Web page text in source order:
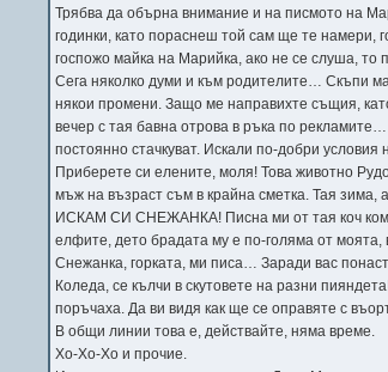
Трябва да обърна внимание и на писмото на
годинки, като пораснеш той сам ще те намери,
госпожо майка на Марийка, ако не се слуша, то
Сега няколко думи и към родителите… Скъпи
някои промени. Защо ме направихте същия,
вечер с тая бавна отрова в ръка по
постоянно стачкуват. Искали по-добри
Приберете си елените, моля! Това животно
мъж на възраст съм в крайна сметка. Тая
ИСКАМ СИ СНЕЖАНКА! Писна ми от тая коч
елфите, дето брадата му е по-голяма от
Снежанка, горката, ми писа… Заради вас
Коледа, се кълчи в скутовете на разни
поръчаха. Да ви видя как ще се оправяте с
В общи линии това е, действайте, няма време.
Хо-Хо-Хо и прочие.